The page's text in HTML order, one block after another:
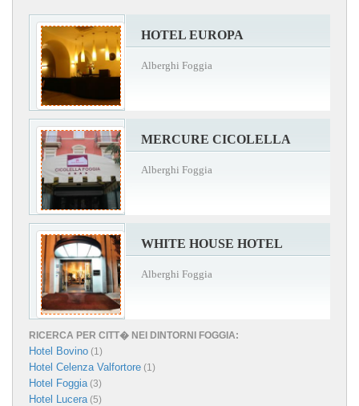
HOTEL EUROPA
Alberghi Foggia
MERCURE CICOLELLA
Alberghi Foggia
WHITE HOUSE HOTEL
Alberghi Foggia
RICERCA PER CITT� NEI DINTORNI FOGGIA:
Hotel Bovino (1)
Hotel Celenza Valfortore (1)
Hotel Foggia(3)
Hotel Lucera(5)